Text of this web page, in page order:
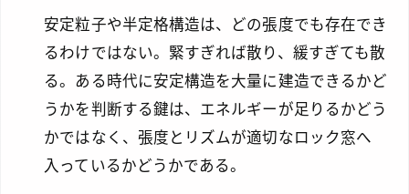
安定粒子や半定格構造は、どの張度でも存在でき
るわけではない。緊すぎれば散り、緩すぎても散
る。ある時代に安定構造を大量に建造できるかど
うかを判断する鍵は、エネルギーが足りるかどう
かではなく、張度とリズムが適切なロック窓へ
入っているかどうかである。